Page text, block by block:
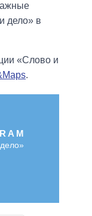
дело» в
«Слово и
.